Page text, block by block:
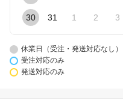
30 31 1 2 3
休業日（受注・発送対応なし）
受注対応のみ
発送対応のみ